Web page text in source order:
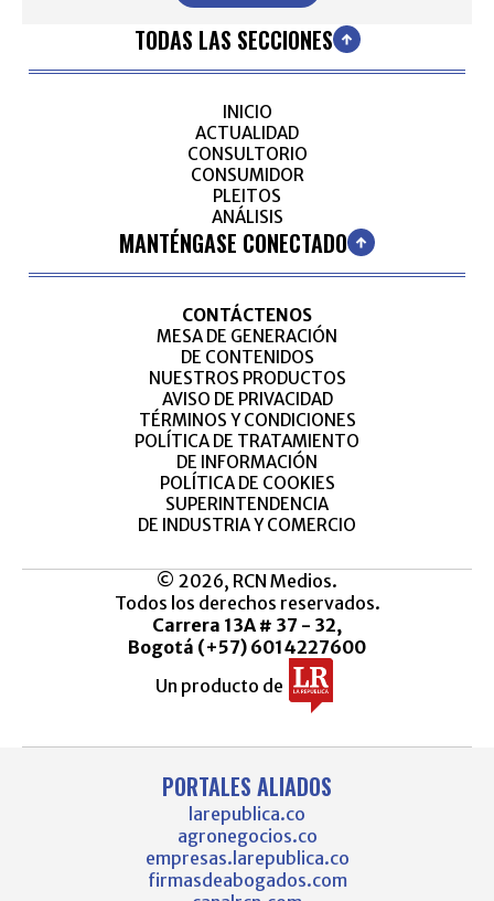
TODAS LAS SECCIONES
INICIO
ACTUALIDAD
CONSULTORIO
CONSUMIDOR
PLEITOS
ANÁLISIS
MANTÉNGASE CONECTADO
CONTÁCTENOS
MESA DE GENERACIÓN
DE CONTENIDOS
NUESTROS PRODUCTOS
AVISO DE PRIVACIDAD
TÉRMINOS Y CONDICIONES
POLÍTICA DE TRATAMIENTO
DE INFORMACIÓN
POLÍTICA DE COOKIES
SUPERINTENDENCIA
DE INDUSTRIA Y COMERCIO
© 2026, RCN Medios.
Todos los derechos reservados.
Carrera 13A # 37 - 32,
Bogotá (+57) 6014227600
Un producto de
PORTALES ALIADOS
larepublica.co
agronegocios.co
empresas.larepublica.co
firmasdeabogados.com